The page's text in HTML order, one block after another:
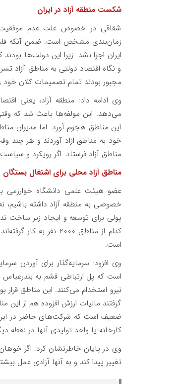
شکست منطقه آزاد در ایران
شقاقی در خصوص علت عدم موفقیت
زمان‌بندی مشخص است. ضمن آنکه
ایران اجرا نشد. زیرا این دولت‌ها
و نگاه اقتصاد دولتی به مناطق آزاد
مجبور بودند تمام تصمیمات کلان
وی ادامه داد: منطقه آزاد، یعنی
می‌دهد. این مولفه‌ها باعث شد که
این مناطق هجوم آورد. اما مدیران
خود به مناطق ازاد آوردند و هر چند
مناطق آزاد فرستاد. اگر رویکرد و
مناطق آزاد محلی برای اشتغال بستگان
عضو هیئت علمی دانشگاه خوارزمی
خصوصی به منطقه آزاد داشته باشیم،
کدام از مناطق 2000
است.
است که پل ارتباطی قشم به بندرعباس
نیرو استخدام می‌کنند. این مناطق قرار
گرفتند مالیات ارزش افزوده هم از
کارخانه یا واحد تولیدی آنها در نقطه
وی در پایان خاطرنشان کرد: اگر
تغییر پیدا کند و به آنها آزادی عمل